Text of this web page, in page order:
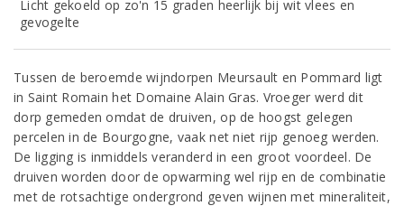
Licht gekoeld op zo'n 15 graden heerlijk bij wit vlees en
gevogelte
Tussen de beroemde wijndorpen Meursault en Pommard ligt
in Saint Romain het Domaine Alain Gras. Vroeger werd dit
dorp gemeden omdat de druiven, op de hoogst gelegen
percelen in de Bourgogne, vaak net niet rijp genoeg werden.
De ligging is inmiddels veranderd in een groot voordeel. De
druiven worden door de opwarming wel rijp en de combinatie
met de rotsachtige ondergrond geven wijnen met mineraliteit,